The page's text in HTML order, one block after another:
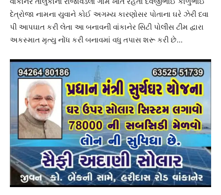
દેત્રોજા નામના યુવાને કોઈ અગમ્ય કારણોસર પોતાના ઘરે ઝેરી દવા
પી આપઘાત કરી લેતા આ બનાવની વાંકાનેર સિટી પોલીસ ટીમ દ્વારા
અકસ્માત મૃત્યુ નોંધ કરી બનાવમાં વધુ તપાસ શરૂ કરી છે…